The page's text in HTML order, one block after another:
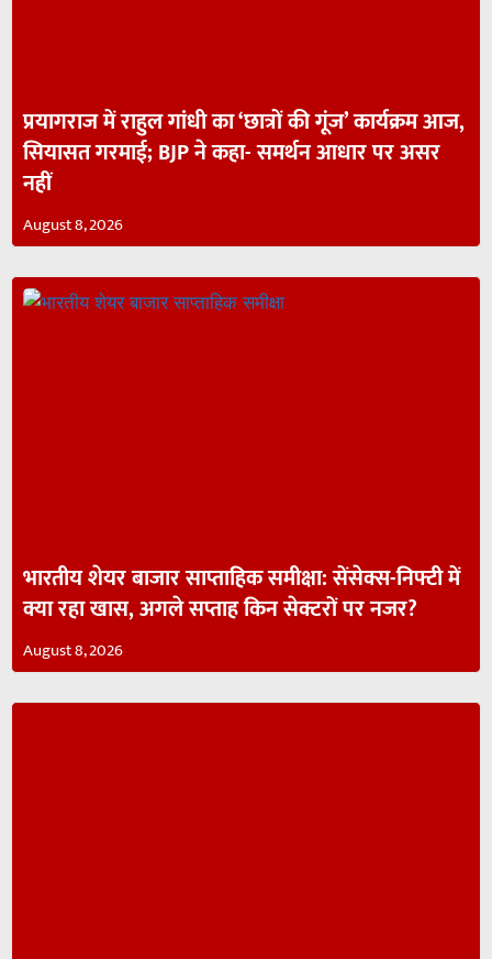
प्रयागराज में राहुल गांधी का ‘छात्रों की गूंज’ कार्यक्रम आज,
सियासत गरमाई; BJP ने कहा- समर्थन आधार पर असर
नहीं
August 8, 2026
भारतीय शेयर बाजार साप्ताहिक समीक्षा: सेंसेक्स-निफ्टी में
क्या रहा खास, अगले सप्ताह किन सेक्टरों पर नजर?
August 8, 2026